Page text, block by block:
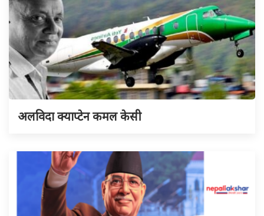
अलविदा क्याप्टेन कमल केसी